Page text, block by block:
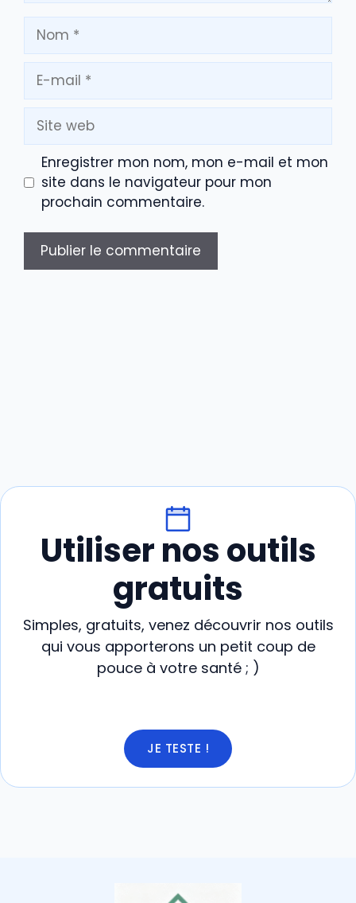
Nom
mail
Site
web
Enregistrer mon nom, mon e-mail et mon
site dans le navigateur pour mon
prochain commentaire.
Utiliser nos outils
gratuits
Simples, gratuits, venez découvrir nos outils
qui vous apporterons un petit coup de
pouce à votre santé ; )
JE TESTE !